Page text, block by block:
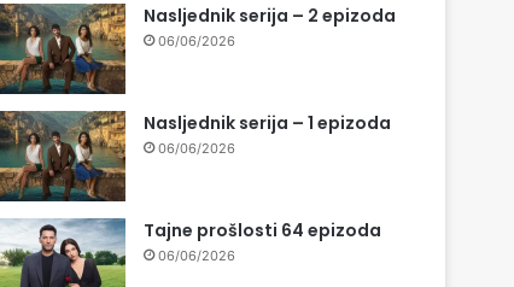
Nasljednik serija – 2 epizoda
06/06/2026
Nasljednik serija – 1 epizoda
06/06/2026
Tajne prošlosti 64 epizoda
06/06/2026